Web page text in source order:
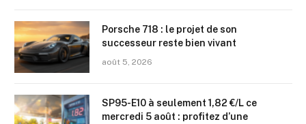
Porsche 718 : le projet de son
successeur reste bien vivant
août 5, 2026
SP95-E10 à seulement 1,82 €/L ce
mercredi 5 août : profitez d’une